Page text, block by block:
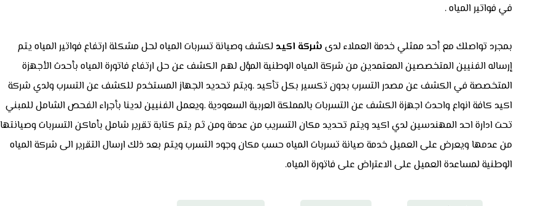
في فواتير المياه .
بمجرد تواصلك مع أحد ممثلي خدمة العملاء لدى شركة اكيد لكشف وصيانة تسربات المياه لحل مشكلة ارتفاع فواتير المياه يتم
إرساله الفنيين المتخصصين المعتمدين من شركة المياه الوطنية المؤل لهم الكشف عن حل ارتفاع فاتورة المياه بأحدث الأجهزة
المتخصصة في الكشف عن مصدر التسرب بدون تكسير بكل تأكيد .ويتم تحديد الجهاز المستخدم للكشف عن التسرب ولدي شركة
اكيد كافة انواع واحدث اجهزة الكشف عن التسربات بالمملكة العربية السعودية .ويعمل الفنيين لدينا بأجراء الفحص الشامل للمبني
تحت ادارة احد المهندسين لدي اكيد ويتم تحديد مكان التسريب من عدمة ومن ثم يتم كتابة تقرير شامل بأماكن التسربات وصيانتها
من عدمها ويعرض على العميل خدمة صيانة تسربات المياه حسب مكان وجود التسرب ويتم بعد ذلك ارسال التقرير الى شركة المياه
الوطنية لمساعدة العميل على الاعتراض على فاتورة المياه.